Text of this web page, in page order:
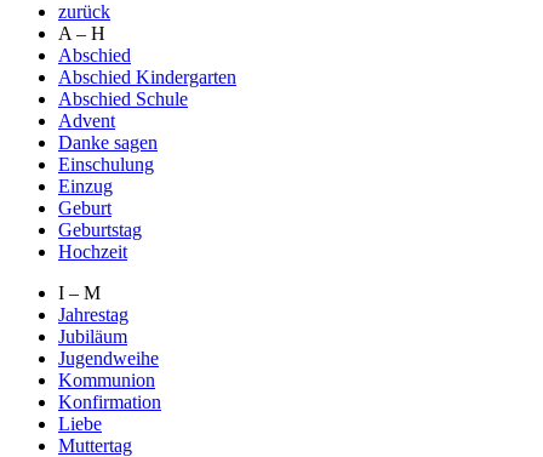
zurück
A – H
Abschied
Abschied Kindergarten
Abschied Schule
Advent
Danke sagen
Einschulung
Einzug
Geburt
Geburtstag
Hochzeit
I – M
Jahrestag
Jubiläum
Jugendweihe
Kommunion
Konfirmation
Liebe
Muttertag